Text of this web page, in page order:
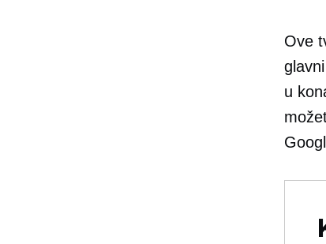
Ove
glavni
u